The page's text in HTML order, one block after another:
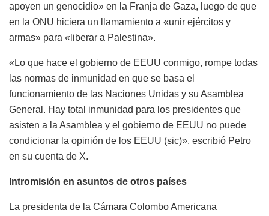
apoyen un genocidio» en la Franja de Gaza, luego de que
en la ONU hiciera un llamamiento a «unir ejércitos y
armas» para «liberar a Palestina».
«Lo que hace el gobierno de EEUU conmigo, rompe todas
las normas de inmunidad en que se basa el
funcionamiento de las Naciones Unidas y su Asamblea
General. Hay total inmunidad para los presidentes que
asisten a la Asamblea y el gobierno de EEUU no puede
condicionar la opinión de los EEUU (sic)», escribió Petro
en su cuenta de X.
Intromisión en asuntos de otros países
La presidenta de la Cámara Colombo Americana